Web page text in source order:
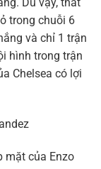
trong chuỗi 6
và chỉ 1 trận
hình trong trận
Chelsea có lợi
mặt của Enzo